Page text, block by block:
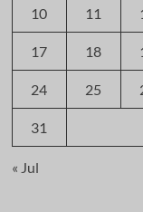
10 11
17 18
24 25
31
« Jul